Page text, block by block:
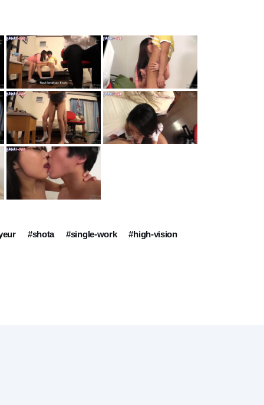
#shota #single-work
#high-vision